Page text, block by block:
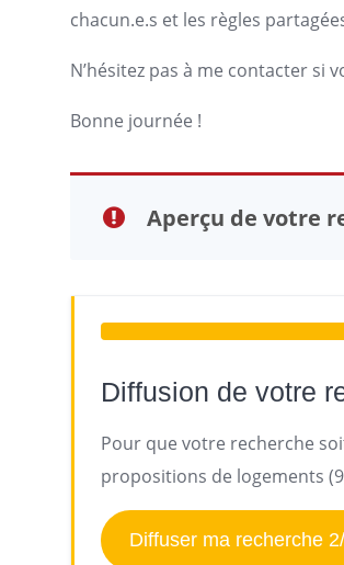
chacun.e.s et les règles
N’hésitez pas à me contacter si
Bonne journée !
Aperçu de votre
Diffusion de votre
Pour que votre recherche
propositions de logements
Diffuser ma recherche